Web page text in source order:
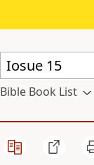
Bible Book List